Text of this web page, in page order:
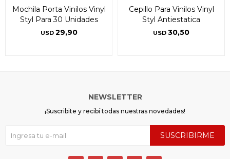
Mochila Porta Vinilos Vinyl
Styl Para 30 Unidades
USD 29,90
Cepillo Para Vinilos Vinyl
Styl Antiestatica
USD 30,50
NEWSLETTER
¡Suscribite y recibí todas nuestras novedades!
SUSCRIBIRME